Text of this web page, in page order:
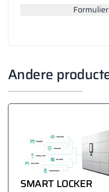
Andere
SMART LOCKER